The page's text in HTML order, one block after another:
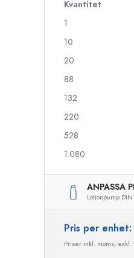
Flaskor med motiv
Ginflaskor
Julflaskor
Dekorativa flaskor
Cylinderflaskor
Ballongflaskor
Kvantitet
1
10
20
88
132
220
528
1.080
ANPASSA
Lotionpump
Pris per enhet:
Priser inkl. moms, exkl.